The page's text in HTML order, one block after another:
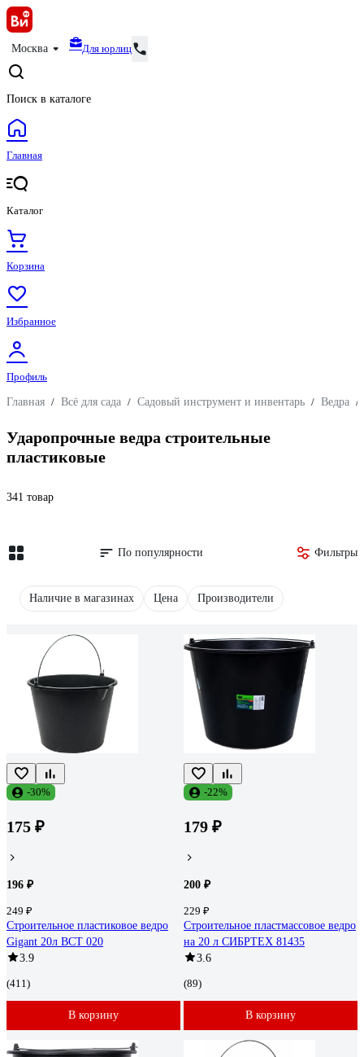
Москва Для юрлиц
Поиск в каталоге
Главная
Каталог
Корзина
Избранное
Профиль
Главная / Всё для сада / Садовый инструмент и инвентарь / Ведра /
Ударопрочные ведра строительные
пластиковые
341 товар
По популярности Фильтры
Наличие в магазинах Цена Производители
-30%
175 ₽
196 ₽
249 ₽
Строительное пластиковое ведро
Gigant 20л BCT 020
3.9
(411)
В корзину
-22%
179 ₽
200 ₽
229 ₽
Строительное пластмассовое ведро
на 20 л СИБРТЕХ 81435
3.6
(89)
В корзину